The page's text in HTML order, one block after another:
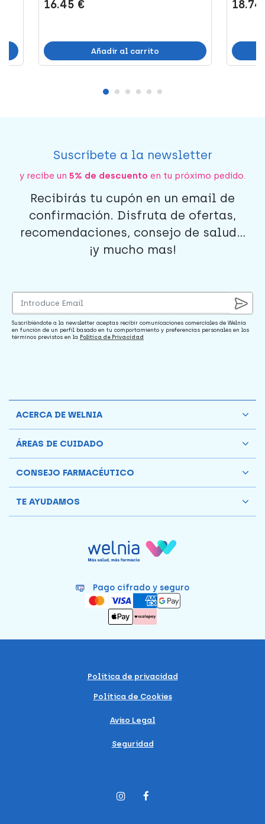
16.45 €
Añadir al carrito
Suscríbete a la newsletter
y recibe un 5% de descuento en tu próximo pedido.
Recibirás tu cupón en un email de
confirmación. Disfruta de ofertas,
recomendaciones, consejo de salud...
¡y mucho mas!
Suscribiéndote a la newsletter aceptas recibir comunicaciones comerciales de Welnia
en función de un perfil basado en tu comportamiento y preferencias personales en los
términos previstos en la Política de Privacidad
Pago cifrado y seguro
ACERCA DE WELNIA
ÁREAS DE CUIDADO
CONSEJO FARMACÉUTICO
TE AYUDAMOS
Política de privacidad
Política de Cookies
Aviso Legal
Seguridad